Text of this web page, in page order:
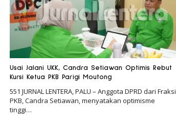
Usai Jalani UKK, Candra Setiawan Optimis Rebut
Kursi Ketua PKB Parigi Moutong
551 JURNAL LENTERA, PALU – Anggota DPRD dari Fraksi
PKB, Candra Setiawan, menyatakan optimisme
tinggi…